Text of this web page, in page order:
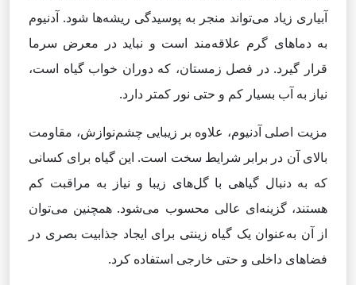
آبیاری زیاد می‌تواند منجر به پوسیدگی ریشه‌ها شود. آدنیوم
به دماهای گرم علاقه‌مند است و نباید در معرض سرما
قرار گیرد. در فصل زمستان، که دوران خواب گیاه است،
نیاز به آب بسیار کم و حتی نور کمتر دارد.
مزیت اصلی آدنیوم، علاوه بر زیبایی چشم‌نوازش، مقاومت
بالای آن در برابر شرایط سخت است. این گیاه برای کسانی
که به دنبال گیاهی با گل‌های زیبا و نیاز به مراقبت کم
هستند، گزینه‌ای عالی محسوب می‌شود. همچنین می‌توان
از آن به‌عنوان یک گیاه زینتی برای ایجاد جذابیت بصری در
فضاهای داخلی و حتی خارجی استفاده کرد.